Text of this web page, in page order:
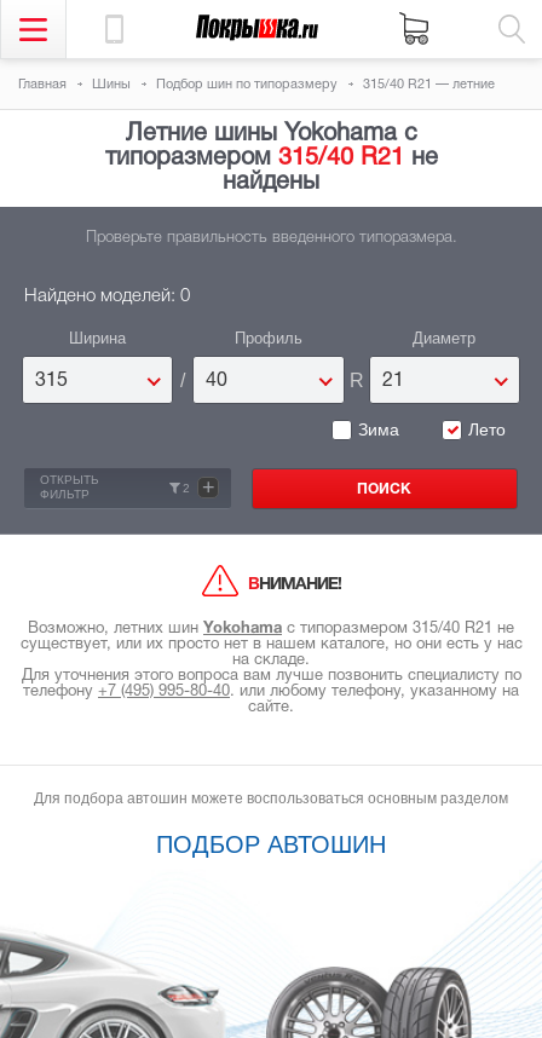
Главная Шины Подбор шин по типоразмеру 315/40 R21 — летние
Летние шины Yokohama с
типоразмером 315/40 R21
не
найдены
Проверьте правильность введенного типоразмера.
Найдено моделей: 0
Ширина
315 /
Профиль
40 R
Диаметр
21
Зима Лето
ОТКРЫТЬ
ФИЛЬТР
2 +
ВНИМАНИЕ!
Возможно, летних шин Yokohama с типоразмером 315/40 R21 не
существует, или их просто нет в нашем каталоге, но они есть у нас
на складе.
Для уточнения этого вопроса вам лучше позвонить специалисту по
телефону +7 (495) 995-80-40. или любому телефону, указанному на
сайте.
Для подбора автошин можете воспользоваться основным разделом
ПОДБОР АВТОШИН